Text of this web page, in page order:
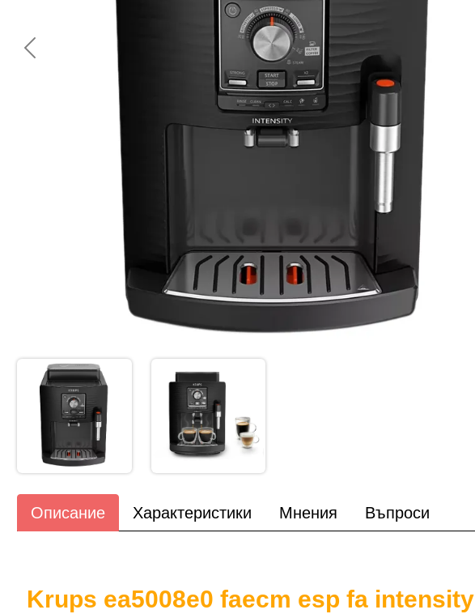
<< Предишна
Описание Характеристики Мнения Въпроси
Krups ea5008e0 faecm esp fa intensity